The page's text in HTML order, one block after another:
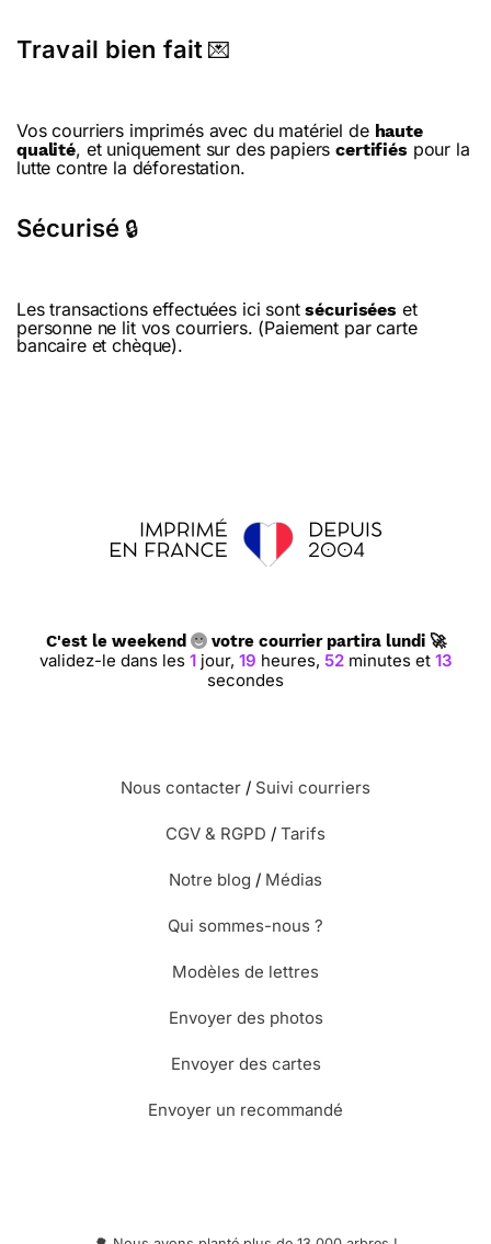
Travail bien fait 💌
Vos courriers imprimés avec du matériel de haute
qualité, et uniquement sur des papierscertifiés pour la
lutte contre la déforestation.
Sécurisé 🔒
Les transactions effectuées ici sontsécurisées et
personne ne lit vos courriers. (Paiement par carte
bancaire et chèque).
C'est le weekend votre courrier partira lundi 🚀
validez-le dans les 1jour, 19 heures, 52minutes et 13
secondes
Nous contacter / Suivi courriers
CGV & RGPD / Tarifs
Notre blog / Médias
Qui sommes-nous ?
Modèles de lettres
Envoyer des photos
Envoyer des cartes
Envoyer un recommandé